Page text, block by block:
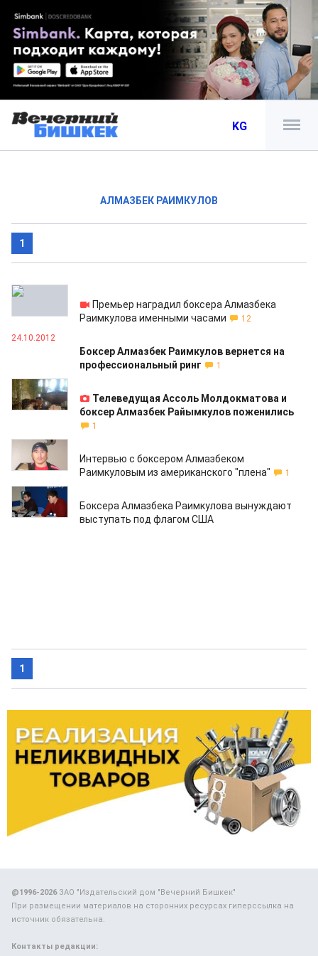
KG
АЛМАЗБЕК РАИМКУЛОВ
1
09.12.2013
Премьер наградил боксера Алмазбека
Раимкулова именными часами
12
24.10.2012
Боксер Алмазбек Раимкулов вернется на
профессиональный ринг
1
02.04.2012
Телеведущая Ассоль Молдокматова и
боксер Алмазбек Райымкулов поженились
1
28.11.2011
Интервью с боксером Алмазбеком
Раимкуловым из американского "плена"
1
22.11.2011
Боксера Алмазбека Раимкулова вынуждают
выступать под флагом США
1
@1996-2026ЗАО "Издательский дом "Вечерний Бишкек"
При размещении материалов на сторонних ресурсах гиперссылка на
источник обязательна.
Контакты редакции: